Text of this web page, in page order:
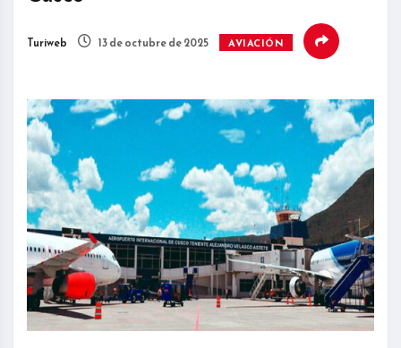
Turiweb 13 de octubre de 2025 AVIACIÓN